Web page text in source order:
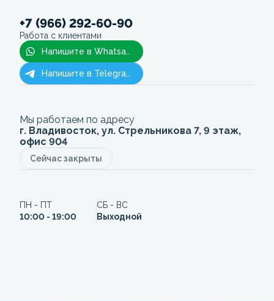
+7 (966) 292-60-90
Работа с клиентами
Напишите в Whatsapp
Напишите в Telegram
Мы работаем по адресу
г. Владивосток, ул. Стрельникова 7, 9 этаж,
офис 904
Сейчас закрыты
ПН - ПТ
10:00 - 19:00
СБ - ВС
Выходной